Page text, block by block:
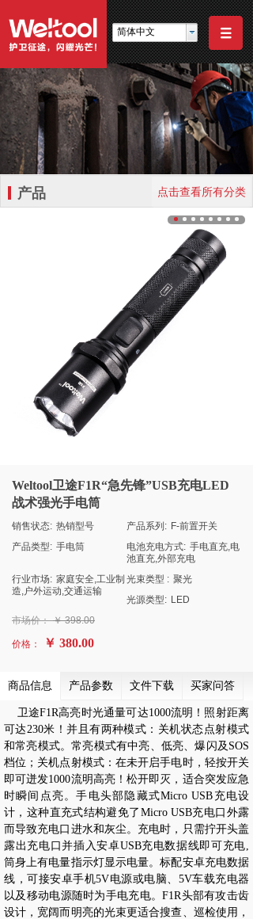
简体中文
产品 点击查看所有分类
Weltool卫途F1R“急先锋”USB充电LED
战术强光手电筒
销售状态: 热销型号 产品系列: F-前置开关
产品类型: 手电筒 电池充电方式: 手电直充,电
池直充,外部充电
行业市场: 家庭安全,工业制
造,户外运动,交通运输
光束类型 : 聚光
光源类型: LED
市场价： ￥398.00
价格： ￥ 380.00
商品信息 产品参数 文件下载 买家问答
卫途F1R高亮时光通量可达1000流明！照射距离
可达230米！并且有两种模式：关机状态点射模式
和常亮模式。常亮模式有中亮、低亮、爆闪及SOS
档位；关机点射模式：在未开启手电时，轻按开关
即可迸发1000流明高亮！松开即灭，适合突发应急
时瞬间点亮。手电头部隐藏式Micro USB充电设
计，这种直充式结构避免了Micro USB充电口外露
而导致充电口进水和灰尘。充电时，只需拧开头盖
露出充电口并插入安卓USB充电数据线即可充电,
筒身上有电量指示灯显示电量。标配安卓充电数据
线，可接安卓手机5V电源或电脑、5V车载充电器
以及移动电源随时为手电充电。F1R头部有攻击齿
设计，宽阔而明亮的光束更适合搜查、巡检使用，